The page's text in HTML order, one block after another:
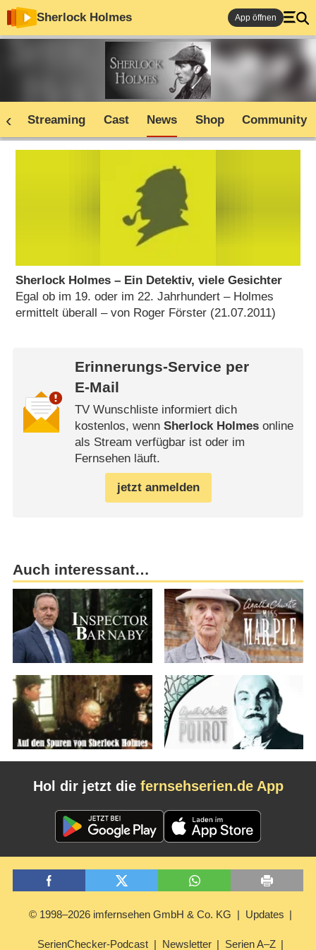
Sherlock Holmes App öffnen
Streaming Cast News Shop Community
Sherlock Holmes – Ein Detektiv, viele Gesichter
Egal ob im 19. oder im 22. Jahrhundert – Holmes
ermittelt überall – von Roger Förster (21.07.2011)
Erinnerungs-Service per
E-Mail
TV Wunschliste informiert dich
kostenlos, wenn Sherlock Holmesonline
als Stream verfügbar ist oder im
Fernsehen läuft.
jetzt anmelden
Auch interessant…
Hol dir jetzt die fernsehserien.de App
© 1998–2026 imfernsehen GmbH & Co. KG Updates
SerienChecker-Podcast Newsletter Serien A–Z